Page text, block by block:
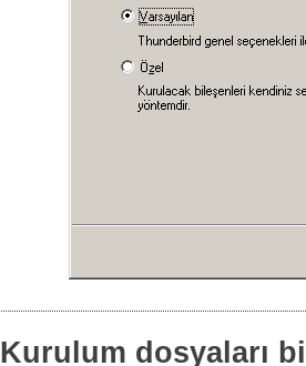
Kurulum dosyaları